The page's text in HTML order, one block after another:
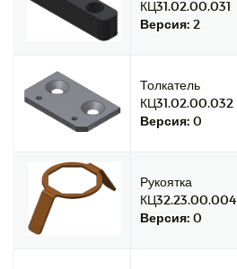
КЦ31.02.00.031
Версия: 2
Толкатель
КЦ31.02.00.032
Версия: 0
Рукоятка
КЦ32.23.00.004
Версия: 0